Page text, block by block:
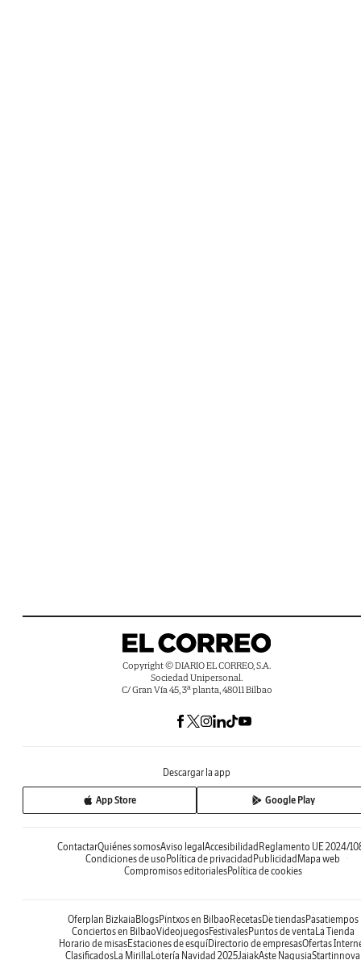
Copyright © DIARIO EL CORREO, S.A.
Sociedad Unipersonal.
C/ Gran Vía 45, 3ª planta, 48011 Bilbao
Descargar la app
App Store Google Play
ContactarQuiénes somosAviso legalAccesibilidadReglamento UE 2024/
Condiciones de usoPolítica de privacidadPublicidadMapa web
Compromisos editorialesPolítica de cookies
Oferplan BizkaiaBlogsPintxos en BilbaoRecetasDe tiendasPasatiempos
Conciertos en BilbaoVideojuegosFestivalesPuntos de ventaLa Tienda
Horario de misasEstaciones de esquíDirectorio de empresasOfertas
ClasificadosLa MirillaLotería Navidad 2025JaiakAste NagusiaStartinnova